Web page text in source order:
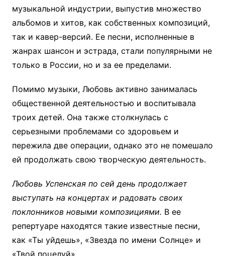
музыкальной индустрии, выпустив множество
альбомов и хитов, как собственных композиций,
так и кавер-версий. Ее песни, исполненные в
жанрах шансон и эстрада, стали популярными не
только в России, но и за ее пределами.
Помимо музыки, Любовь активно занималась
общественной деятельностью и воспитывала
троих детей. Она также столкнулась с
серьезными проблемами со здоровьем и
пережила две операции, однако это не помешало
ей продолжать свою творческую деятельность.
Любовь Успенская по сей день продолжает
выступать на концертах и радовать своих
поклонников новыми композициями. В ее
репертуаре находятся такие известные песни,
как «Ты уйдешь», «Звезда по имени Солнце» и
«Твой поцелуй».